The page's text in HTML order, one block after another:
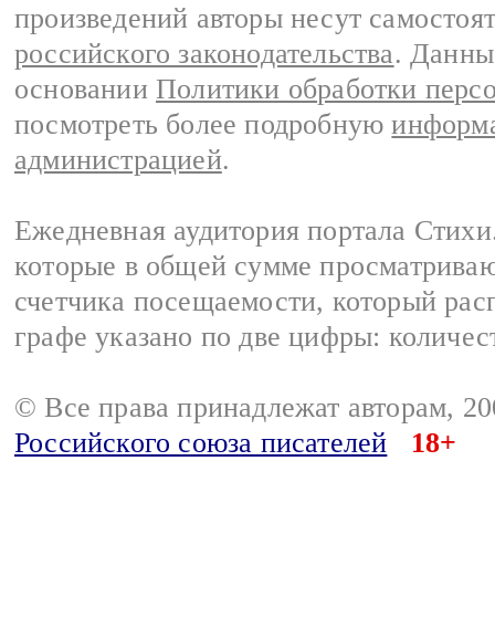
произведений авторы несут
российского законодательства.
основании Политики обработки
посмотреть более подробную
администрацией.
Ежедневная аудитория портала
которые в общей сумме
счетчика посещаемости, который
графе указано по две цифры:
© Все права принадлежат авторам,
Российского союза писателей
18+